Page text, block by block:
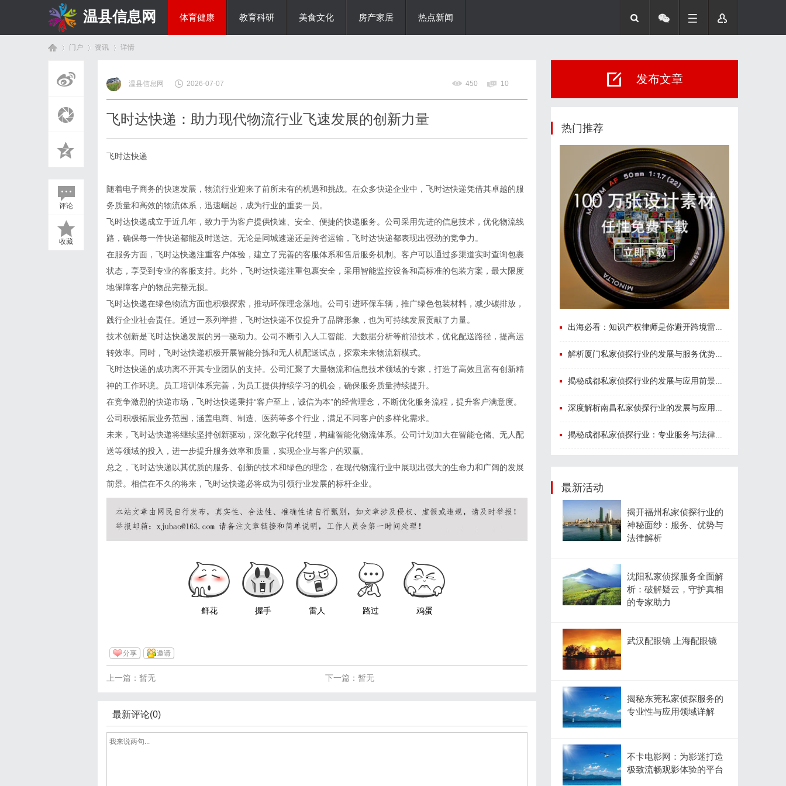
温县信息网 体育健康 教育科研 美食文化 房产家居 热点新闻
门户 资讯
›
详情
评论
收藏
温县信息网 2026-07-07 450 10
飞时达快递：助力现代物流行业飞速发展的创新力量
飞时达快递
随着电子商务的快速发展，物流行业迎来了前所未有的机遇和挑战。在众多快递企业中，飞时达快递凭借其卓越的服
务质量和高效的物流体系，迅速崛起，成为行业的重要一员。
飞时达快递成立于近几年，致力于为客户提供快速、安全、便捷的快递服务。公司采用先进的信息技术，优化物流线
路，确保每一件快递都能及时送达。无论是同城速递还是跨省运输，飞时达快递都表现出强劲的竞争力。
在服务方面，飞时达快递注重客户体验，建立了完善的客服体系和售后服务机制。客户可以通过多渠道实时查询包裹
状态，享受到专业的客服支持。此外，飞时达快递注重包裹安全，采用智能监控设备和高标准的包装方案，最大限度
地保障客户的物品完整无损。
飞时达快递在绿色物流方面也积极探索，推动环保理念落地。公司引进环保车辆，推广绿色包装材料，减少碳排放，
践行企业社会责任。通过一系列举措，飞时达快递不仅提升了品牌形象，也为可持续发展贡献了力量。
技术创新是飞时达快递发展的另一驱动力。公司不断引入人工智能、大数据分析等前沿技术，优化配送路径，提高运
转效率。同时，飞时达快递积极开展智能分拣和无人机配送试点，探索未来物流新模式。
飞时达快递的成功离不开其专业团队的支持。公司汇聚了大量物流和信息技术领域的专家，打造了高效且富有创新精
神的工作环境。员工培训体系完善，为员工提供持续学习的机会，确保服务质量持续提升。
在竞争激烈的快递市场，飞时达快递秉持“客户至上，诚信为本”的经营理念，不断优化服务流程，提升客户满意度。
公司积极拓展业务范围，涵盖电商、制造、医药等多个行业，满足不同客户的多样化需求。
未来，飞时达快递将继续坚持创新驱动，深化数字化转型，构建智能化物流体系。公司计划加大在智能仓储、无人配
送等领域的投入，进一步提升服务效率和质量，实现企业与客户的双赢。
总之，飞时达快递以其优质的服务、创新的技术和绿色的理念，在现代物流行业中展现出强大的生命力和广阔的发展
前景。相信在不久的将来，飞时达快递必将成为引领行业发展的标杆企业。
鲜花 握手 雷人 路过 鸡蛋
分享 邀请
下一篇：暂无
上一篇：暂无
最新评论(0)
发布文章
热门推荐
出海必看：知识产权律师是你避开跨境雷区的安全垫
解析厦门私家侦探行业的发展与服务优势全面指南
揭秘成都私家侦探行业的发展与应用前景分析
深度解析南昌私家侦探行业的发展与应用现状
揭秘成都私家侦探行业：专业服务与法律边界解析
最新活动
揭开福州私家侦探行业的
神秘面纱：服务、优势与
法律解析
沈阳私家侦探服务全面解
析：破解疑云，守护真相
的专家助力
武汉配眼镜 上海配眼镜
揭秘东莞私家侦探服务的
专业性与应用领域详解
不卡电影网：为影迷打造
极致流畅观影体验的平台